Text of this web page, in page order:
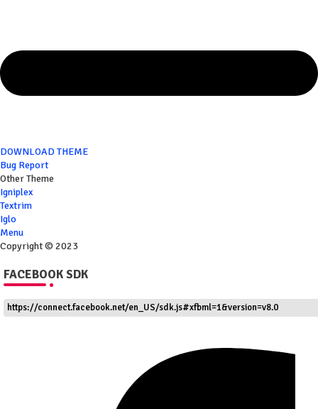
DOWNLOAD THEME
Bug Report
Other Theme
Igniplex
Textrim
Iglo
Menu
Copyright © 2023
FACEBOOK SDK
https://connect.facebook.net/en_US/sdk.js#xfbml=1&version=v8.0